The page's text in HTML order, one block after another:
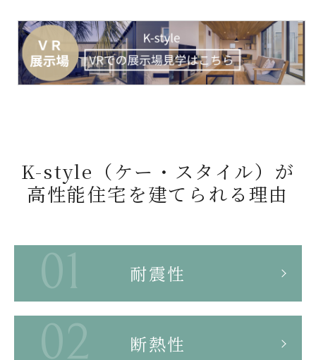
I
U
P
K-style（ケー・スタイル）が
高性能住宅を建てられる理由
耐震性
断熱性